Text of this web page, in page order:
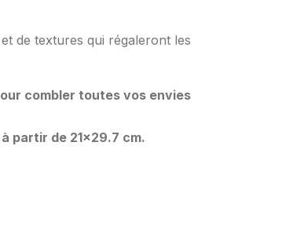
de textures qui régaleront les
combler toutes vos envies
partir de 21×29.7 cm.